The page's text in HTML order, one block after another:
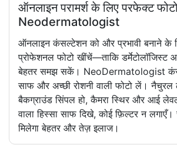
ऑनलाइन परामर्श के लिए परफेक्ट
Neodermatologist
ऑनलाइन कंसल्टेशन को और प्रभावी बनाने के
प्रोफेशनल फोटो खींचें—ताकि डर्मेटोलॉजिस्ट
बेहतर समझ सकें। NeoDermatologist
साफ और अच्छी रोशनी वाली फोटो लें। नैचुरल
बैकग्राउंड सिंपल हो, कैमरा स्थिर और आई
वाला हिस्सा साफ दिखे, कोई फ़िल्टर न लगाएँ।
मिलेगा बेहतर और तेज़ इलाज।